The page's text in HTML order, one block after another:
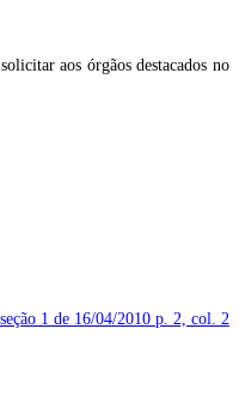
aos órgãos destacados no
1 de 16/04/2010 p. 2, col. 2